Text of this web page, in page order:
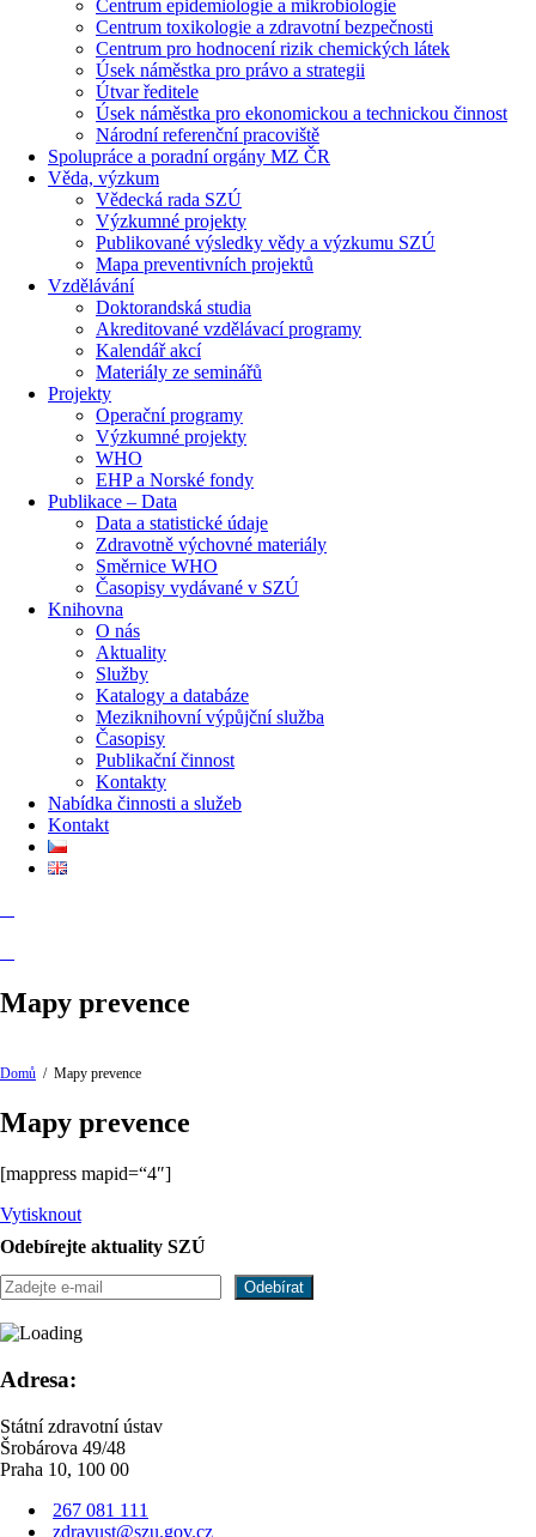
Centrum epidemiologie a mikrobiologie
Centrum toxikologie a zdravotní bezpečnosti
Centrum pro hodnocení rizik chemických látek
Úsek náměstka pro právo a strategii
Útvar ředitele
Úsek náměstka pro ekonomickou a technickou činnost
Národní referenční pracoviště
Spolupráce a poradní orgány MZ ČR
Věda, výzkum
Vědecká rada SZÚ
Výzkumné projekty
Publikované výsledky vědy a výzkumu SZÚ
Mapa preventivních projektů
Vzdělávání
Doktorandská studia
Akreditované vzdělávací programy
Kalendář akcí
Materiály ze seminářů
Projekty
Operační programy
Výzkumné projekty
WHO
EHP a Norské fondy
Publikace – Data
Data a statistické údaje
Zdravotně výchovné materiály
Směrnice WHO
Časopisy vydávané v SZÚ
Knihovna
O nás
Aktuality
Služby
Katalogy a databáze
Meziknihovní výpůjční služba
Časopisy
Publikační činnost
Kontakty
Nabídka činnosti a služeb
Kontakt
Mapy prevence
Domů / Mapy prevence
Mapy prevence
[mappress mapid=“4″]
Vytisknout
Odebírejte aktuality SZÚ
Adresa:
Státní zdravotní ústav
Šrobárova 49/48
Praha 10, 100 00
267 081 111
zdravust@szu.gov.cz